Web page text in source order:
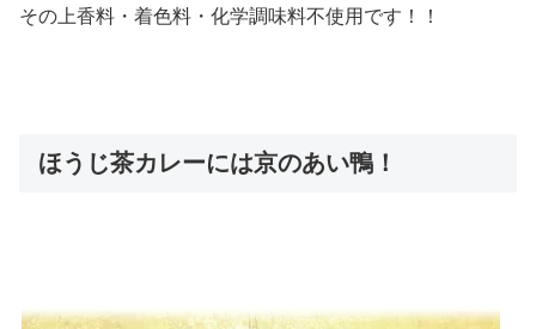
その上香料・着色料・化学調味料不使用 です！！
ほうじ茶カレーには京のあい鴨！